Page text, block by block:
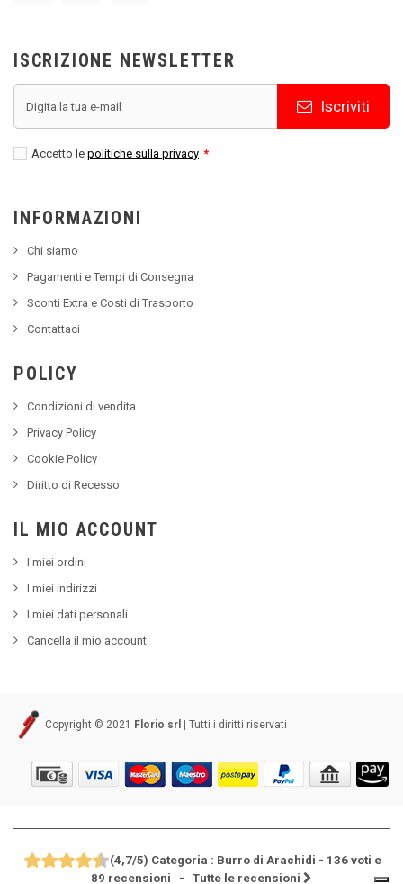
ISCRIZIONE NEWSLETTER
Iscriviti
Accetto le politiche sulla privacy *
INFORMAZIONI
Chi siamo
Pagamenti e Tempi di Consegna
Sconti Extra e Costi di Trasporto
Contattaci
POLICY
Condizioni di vendita
Privacy Policy
Cookie Policy
Diritto di Recesso
IL MIO ACCOUNT
I miei ordini
I miei indirizzi
I miei dati personali
Cancella il mio account
Copyright © 2021 Florio srl | Tutti i diritti riservati
(4,7/5) Categoria : Burro di Arachidi - 136 voti e
89 recensioni - Tutte le recensioni